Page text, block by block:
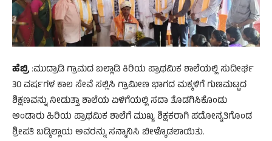
ಹೆಬ್ರಿ:ಮುದ್ರಾಡಿ ಗ್ರಾಮದ ಬಲ್ಲಾಡಿ ಕಿರಿಯ ಪ್ರಾಥಮಿಕ ಶಾಲೆಯಲ್ಲಿ ಸುದೀರ್ಘ
30 ವರ್ಷಗಳ ಕಾಲ ಸೇವೆ ಸಲ್ಲಿಸಿ ಗ್ರಾಮೀಣ ಭಾಗದ ಮಕ್ಕಳಿಗೆ ಗುಣಮಟ್ಟದ
ಶಿಕ್ಷಣವನ್ನು ನೀಡುತ್ತಾ ಶಾಲೆಯ ಏಳಿಗೆಯಲ್ಲಿ ಸದಾ ತೊಡಗಿಸಿಕೊಂಡು
ಅಂಡಾರು ಹಿರಿಯ ಪ್ರಾಥಮಿಕ ಶಾಲೆಗೆ ಮುಖ್ಯ ಶಿಕ್ಷಕರಾಗಿ ಪದೋನ್ನತಿಗೊಂಡ
ಶ್ರೀಪತಿ ಬಡ್ಕಿಲ್ಲಾಯ ಅವರನ್ನು ಸನ್ಮಾನಿಸಿ ಬೀಳ್ಕೊಡಲಾಯಿತು.